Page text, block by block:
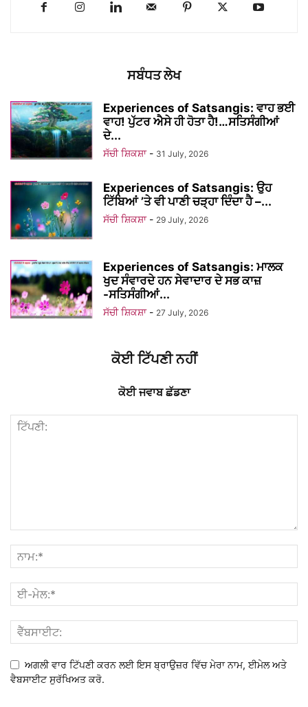
ਸਬੰਧਤ ਲੇਖ
Experiences of Satsangis: ਵਾਹ ਭਈ
ਵਾਹ! ਪੁੱਟਰ ਐਸੇ ਹੀ ਹੋਤਾ ਹੈ!…ਸਤਿਸੰਗੀਆਂ
ਦੇ...
ਸੱਚੀ ਸ਼ਿਕਸ਼ਾ - 31 July, 2026
Experiences of Satsangis: ਉਹ
ਟਿੱਬਿਆਂ ’ਤੇ ਵੀ ਪਾਣੀ ਚੜ੍ਹਾ ਦਿੰਦਾ ਹੈ –...
ਸੱਚੀ ਸ਼ਿਕਸ਼ਾ - 29 July, 2026
Experiences of Satsangis: ਮਾਲਕ
ਖੁਦ ਸੰਵਾਰਦੇ ਹਨ ਸੇਵਾਦਾਰ ਦੇ ਸਭ ਕਾਜ਼
-ਸਤਿਸੰਗੀਆਂ...
ਸੱਚੀ ਸ਼ਿਕਸ਼ਾ - 27 July, 2026
ਕੋਈ ਟਿੱਪਣੀ ਨਹੀਂ
ਕੋਈ ਜਵਾਬ ਛੱਡਣਾ
ਅਗਲੀ ਵਾਰ ਟਿੱਪਣੀ ਕਰਨ ਲਈ ਇਸ ਬ੍ਰਾਉਜ਼ਰ ਵਿੱਚ ਮੇਰਾ ਨਾਮ, ਈਮੇਲ ਅਤੇ
ਵੈਬਸਾਈਟ ਸੁਰੱਖਿਅਤ ਕਰੋ.